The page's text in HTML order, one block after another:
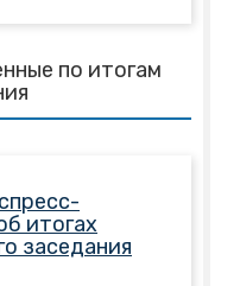
по итогам
итогах
заседания